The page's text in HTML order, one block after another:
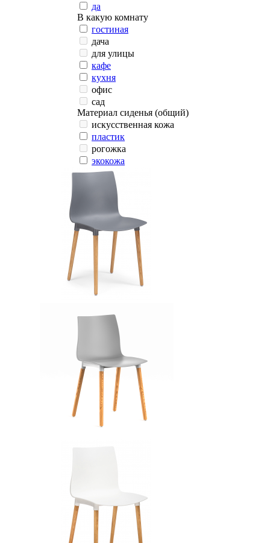
да
В какую комнату
гостиная
дача
для улицы
кафе
кухня
офис
сад
Материал сиденья (общий)
искусственная кожа
пластик
рогожка
экокожа